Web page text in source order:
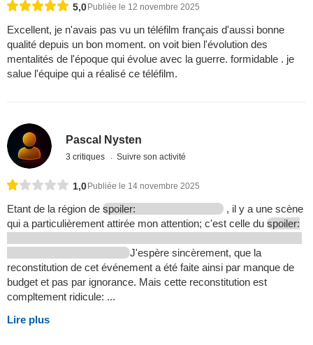
5,0 Publiée le 12 novembre 2025
Excellent, je n'avais pas vu un téléfilm français d'aussi bonne
qualité depuis un bon moment. on voit bien l'évolution des
mentalités de l'époque qui évolue avec la guerre. formidable . je
salue l'équipe qui a réalisé ce téléfilm.
Pascal Nysten
3 critiques Suivre son activité
1,0Publiée le 14 novembre 2025
Etant de la région de spoiler:
, il y a une scène
qui a particulièrement attirée mon attention; c'est celle du spoiler:
J'espère sincèrement, que la
reconstitution de cet événement a été faite ainsi par manque de
budget et pas par ignorance. Mais cette reconstitution est
compltement ridicule: ...
Lire plus